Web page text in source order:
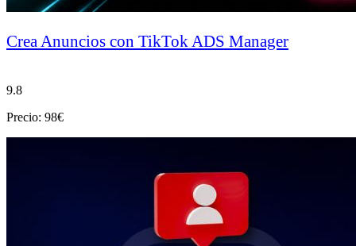
Crea Anuncios con TikTok ADS Manager
9.8
Precio: 98€